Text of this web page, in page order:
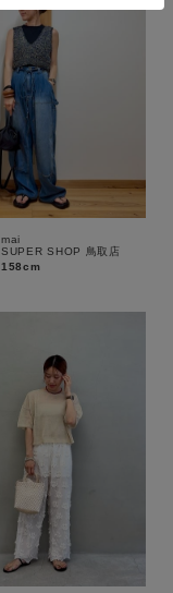
予約商品
WEB限定
mai
SUPER SHOP 鳥取店
158cm